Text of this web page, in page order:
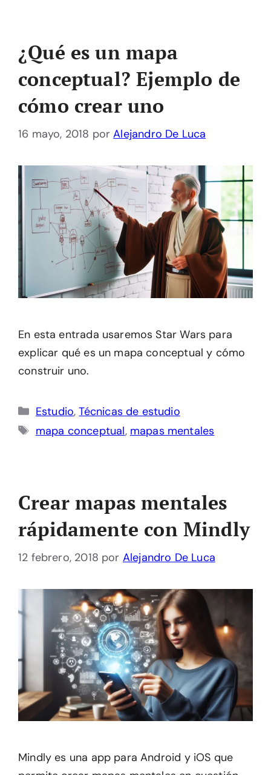
¿Qué es un mapa
conceptual? Ejemplo de
cómo crear uno
16 mayo, 2018 porAlejandro De Luca
En esta entrada usaremos Star Wars para
explicar qué es un mapa conceptual y cómo
construir uno.
Categorías
Estudio,Técnicas de estudio
Etiquetas
mapa conceptual, mapas mentales
Crear mapas mentales
rápidamente con Mindly
12 febrero, 2018 por Alejandro De Luca
Mindly es una app para Android y iOS que